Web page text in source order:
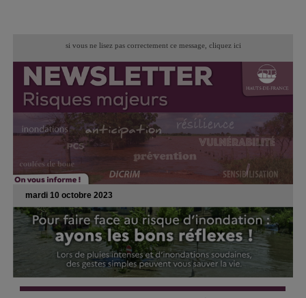
si vous ne lisez pas correctement ce message, cliquez ici
mardi 10 octobre 2023